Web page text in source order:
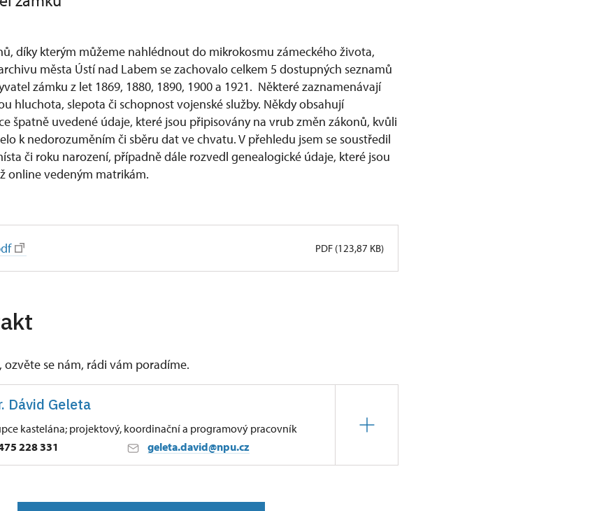
díky kterým můžeme nahlédnout do mikrokosmu zámeckého života,
města Ústí nad Labem se zachovalo celkem 5 dostupných seznamů
zámku z let 1869, 1880, 1890, 1900 a 1921. Některé zaznamenávají
hluchota, slepota či schopnost vojenské služby. Někdy obsahují
špatně uvedené údaje, které jsou připisovány na vrub změn zákonů, kvůli
k nedorozuměním či sběru dat ve chvatu. V přehledu jsem se soustředil
či roku narození, případně dále rozvedl genealogické údaje, které jsou
online vedeným matrikám.
PDF (123,87 KB)
ozvěte se nám, rádi vám poradíme.
Dávid Geleta
kastelána; projektový, koordinační a programový pracovník
228 331
geleta.david@npu.cz
, Velké Březno 40323